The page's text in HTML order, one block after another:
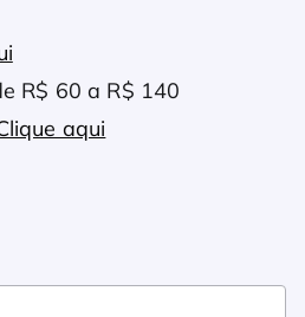
R$ 60 a R$ 140
aqui